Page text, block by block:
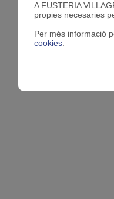
A FUSTERIA
propies necesaries
Per més informació
cookies.